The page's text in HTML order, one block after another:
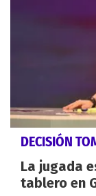
DECISIÓN
La jugada
tablero en